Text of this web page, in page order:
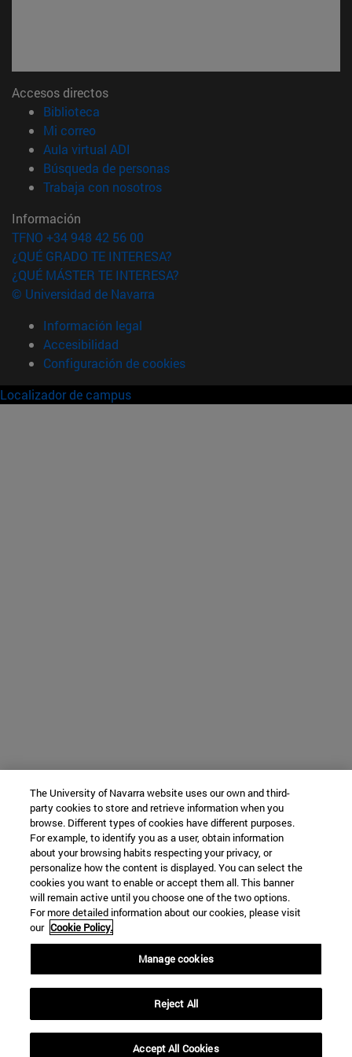
Accesos directos
Biblioteca
Mi correo(abre en nueva ventana)
Aula virtual ADI
Búsqueda de personas(abre en nueva ventana)
Trabaja con nosotros(abre en nueva ventana)
Información
TFNO +34 948 42 56 00
¿QUÉ GRADO TE INTERESA?
¿QUÉ MÁSTER TE INTERESA?
© Universidad de Navarra
Información legal
Accesibilidad
Configuración de cookies
Localizador de campus
The University of Navarra website uses our own and third-
party cookies to store and retrieve information when you
browse. Different types of cookies have different purposes.
For example, to identify you as a user, obtain information
about your browsing habits respecting your privacy, or
personalize how the content is displayed. You can select the
cookies you want to enable or accept them all. This banner
will remain active until you choose one of the two options.
For more detailed information about our cookies, please visit
our Cookie Policy.
Manage cookies
Reject All
Accept All Cookies